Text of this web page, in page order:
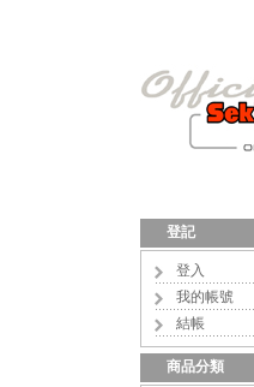
登記
登入
我的帳號
結帳
商品分類